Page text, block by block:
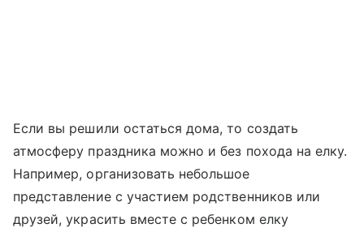
Если вы решили остаться дома, то создать
атмосферу праздника можно и без похода на елку.
Например, организовать небольшое
представление с участием родственников или
друзей, украсить вместе с ребенком елку